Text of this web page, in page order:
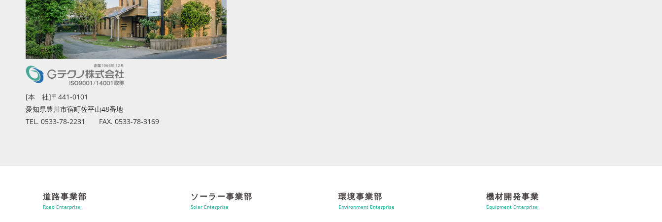
[本 社]〒441-0101
愛知県豊川市宿町佐平山48番地
TEL. 0533-78-2231 FAX. 0533-78-3169
道路事業部
Road Enterprise
ソーラー事業部
Solar Enterprise
環境事業部
Environment Enterprise
機材開発事業
Equipment Enterprise